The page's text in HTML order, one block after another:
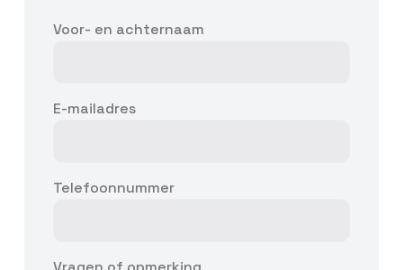
Voor- en achternaam
E-mailadres
Telefoonnummer